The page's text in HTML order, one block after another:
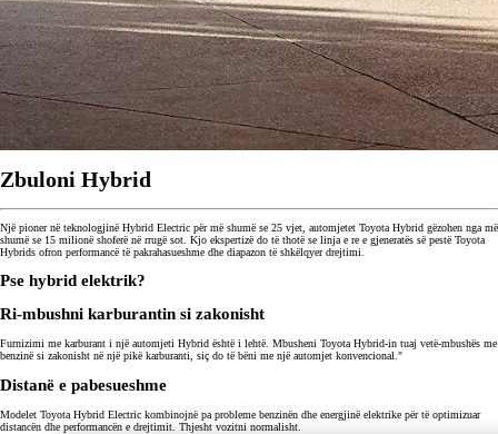
Zbuloni Hybrid
Një pioner në teknologjinë Hybrid Electric për më shumë se 25 vjet, automjetet Toyota Hybrid gëzohen nga më
shumë se 15 milionë shoferë në rrugë sot. Kjo ekspertizë do të thotë se linja e re e gjeneratës së pestë Toyota
Hybrids ofron performancë të pakrahasueshme dhe diapazon të shkëlqyer drejtimi.
Pse hybrid elektrik?
Ri-mbushni karburantin si zakonisht
Furnizimi me karburant i një automjeti Hybrid është i lehtë. Mbusheni Toyota Hybrid-in tuaj vetë-mbushës me
benzinë ​​si zakonisht në një pikë karburanti, siç do të bëni me një automjet konvencional."
Distanë e pabesueshme
Modelet Toyota Hybrid Electric kombinojnë pa probleme benzinën dhe energjinë elektrike për të optimizuar
distancën dhe performancën e drejtimit. Thjesht vozitni normalisht.